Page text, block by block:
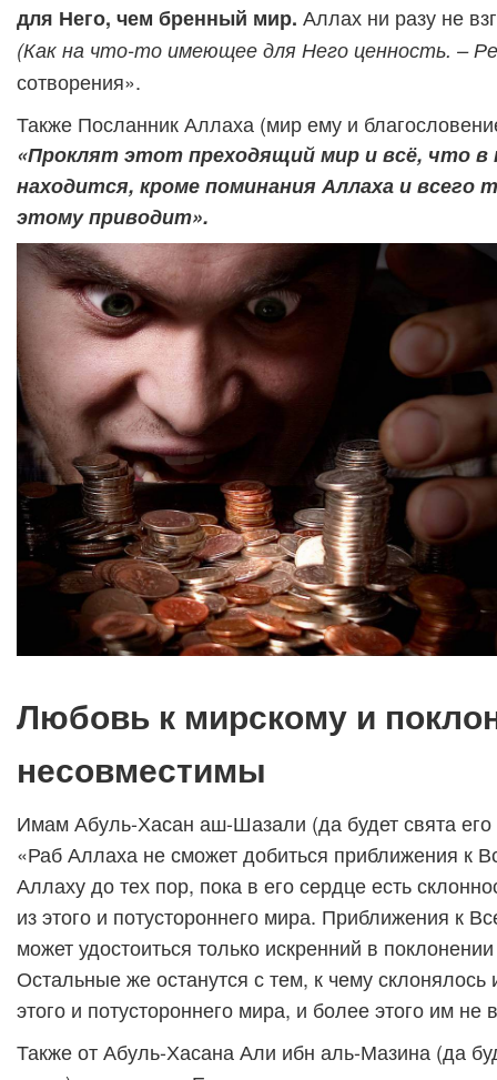
для Него, чем бренный мир. Аллах ни разу не
(Как на что-то имеющее для Него ценность. –
сотворения».
Также Посланник Аллаха (мир ему и
«Проклят этот преходящий мир и всё, что в
находится, кроме поминания Аллаха и всего
этому приводит».
Любовь к мирскому и
несовместимы
Имам Абуль-Хасан аш-Шазали (да будет свята
«Раб Аллаха не сможет добиться приближения к
Аллаху до тех пор, пока в его сердце есть
из этого и потустороннего мира. Приближения к
может удостоиться только искренний в
Остальные же останутся с тем, к чему склонялось
этого и потустороннего мира, и более этого им не
Также от Абуль-Хасана Али ибн аль-Мазина (да